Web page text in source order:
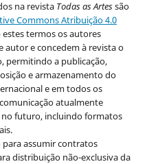
na revista Todas as Artessão
Commons Atribuição 4.0
estes termos os autores
autor e concedem à revista o
permitindo a publicação,
e armazenamento do
e em todos os
atualmente
futuro, incluindo formatos
assumir contratos
distribuição não-exclusiva da